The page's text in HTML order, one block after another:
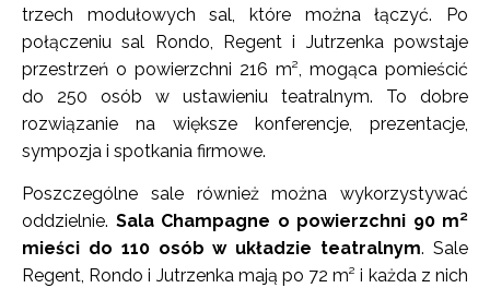
trzech modułowych sal, które można łączyć. Po
połączeniu sal Rondo, Regent i Jutrzenka powstaje
przestrzeń o powierzchni 216 m², mogąca pomieścić
do 250 osób w ustawieniu teatralnym. To dobre
rozwiązanie na większe konferencje, prezentacje,
sympozja i spotkania firmowe.
Poszczególne sale również można wykorzystywać
oddzielnie. Sala Champagne o powierzchni 90 m²
mieści do 110 osób w układzie teatralnym. Sale
Regent, Rondo i Jutrzenka mają po 72 m² i każda z nich